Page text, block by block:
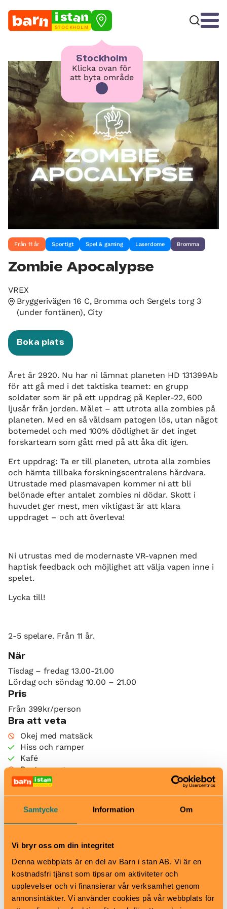
Samtycke Information Om
Vi bryr oss om din integritet
Denna webbplats är en del av Barn i stan AB. Vi är en
kostnadsfri tjänst som tipsar om aktiviteter och
upplevelser och vi finansierar vår verksamhet genom
annonsintäkter. Vi använder cookies på vår webbplats för
STOCKHOLM
Stockholm
Klicka ovan för
att byta område
Från 11 år Sportigt Spel & gaming Laserdome Bromma
Zombie Apocalypse
VREX
Bryggerivägen 16 C, Bromma och Sergels torg 3
(under fontänen), City
Boka plats
Året är 2920. Nu har ni lämnat planeten HD 131399Ab
för att gå med i det taktiska teamet: en grupp
soldater som är på ett uppdrag på Kepler-22, 600
ljusår från jorden. Målet – att utrota alla zombies på
planeten. Med en så våldsam patogen lös, utan något
botemedel och med 100% dödlighet är det inget
forskarteam som gått med på att åka dit igen.
Ert uppdrag: Ta er till planeten, utrota alla zombies
och hämta tillbaka forskningscentralens hårdvara.
Utrustade med plasmavapen kommer ni att bli
belönade efter antalet zombies ni dödar. Skott i
huvudet ger mest, men viktigast är att klara
uppdraget – och att överleva!
Ni utrustas med de modernaste VR-vapnen med
haptisk feedback och möjlighet att välja vapen inne i
spelet.
Lycka till!
2-5 spelare. Från 11 år.
När
Tisdag – fredag 13.00-21.00
Lördag och söndag 10.00 – 21.00
Pris
Från 399kr/person
Bra att veta
Okej med matsäck
Hiss och ramper
Kafé
Restaurang
Skötbord
Bromma
Tvärbanan till hållplats Norra Ulvsunda.
Busshållplats: Voltavägen (Linje 110, 176/177, 302)
City
Alla linjer: T-centralen. Uppgång Sergels torg.
Alla bussar till Stockholm city.